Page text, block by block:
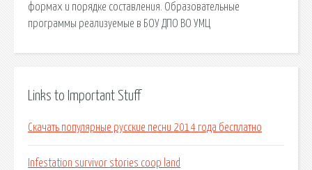
формах и порядке составления. Образовательные
программы реализуемые в БОУ ДПО ВО УМЦ
Links to Important Stuff
Скачать популярные русские песни 2014 года бесплатно
Infestation survivor stories coop land